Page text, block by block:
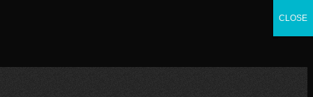
CLOSE
CLOSE
CLOSE